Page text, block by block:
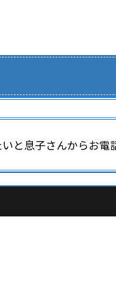
と息子さんからお電